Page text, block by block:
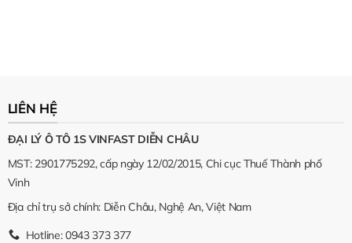
LIÊN HỆ
ĐẠI LÝ Ô TÔ 1S VINFAST DIỄN CHÂU
MST: 2901775292, cấp ngày 12/02/2015, Chi cục Thuế Thành phố
Vinh
Địa chỉ trụ sở chính: Diễn Châu, Nghệ An, Việt Nam
Hotline: 0943 373 377